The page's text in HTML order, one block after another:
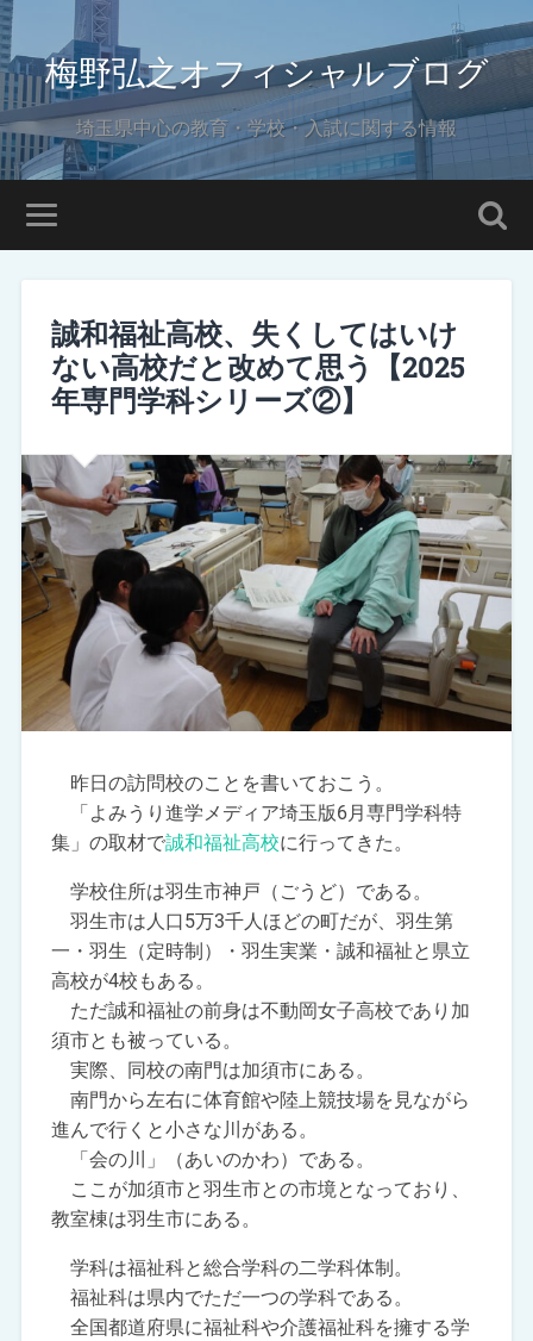
梅野弘之オフィシャルブログ
埼玉県中心の教育・学校・入試に関する情報
誠和福祉高校、失くしてはいけ
ない高校だと改めて思う【2025
年専門学科シリーズ②】
昨日の訪問校のことを書いておこう。
「よみうり進学メディア埼玉版6月専門学科特
集」の取材で誠和福祉高校に行ってきた。
学校住所は羽生市神戸（ごうど）である。
羽生市は人口5万3千人ほどの町だが、羽生第
一・羽生（定時制）・羽生実業・誠和福祉と県立
高校が4校もある。
ただ誠和福祉の前身は不動岡女子高校であり加
須市とも被っている。
実際、同校の南門は加須市にある。
南門から左右に体育館や陸上競技場を見ながら
進んで行くと小さな川がある。
「会の川」（あいのかわ）である。
ここが加須市と羽生市との市境となっており、
教室棟は羽生市にある。
学科は福祉科と総合学科の二学科体制。
福祉科は県内でただ一つの学科である。
全国都道府県に福祉科や介護福祉科を擁する学